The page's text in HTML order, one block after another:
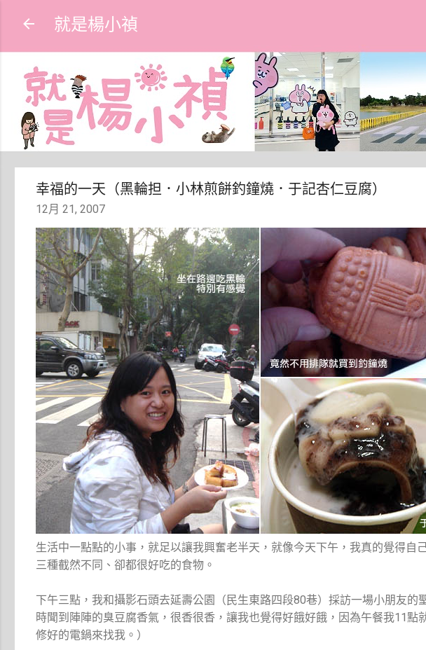
就是楊小禎
幸福的一天（黑輪担．小林煎餅釣鐘燒．于記杏仁豆腐）
12月 21, 2007
生活中一點點的小事，就足以讓我興奮老半天，就像今天下午，我真的覺得自
三種截然不同、卻都很好吃的食物。
下午三點，我和攝影石頭去延壽公園（民生東路四段80巷）採訪一場小朋友
時聞到陣陣的臭豆腐香氣，很香很香，讓我也覺得好餓好餓，因為午餐我11
修好的電鍋來找我。）